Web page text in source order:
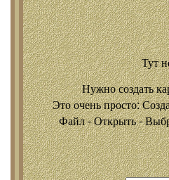
Тут
Нужно создать
Это очень просто:
Файл - Открыть -